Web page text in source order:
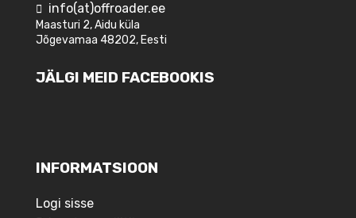
info(at)offroader.ee
Maasturi 2, Aidu küla
Jõgevamaa 48202, Eesti
JÄLGI MEID FACEBOOKIS
INFORMATSIOON
Logi sisse